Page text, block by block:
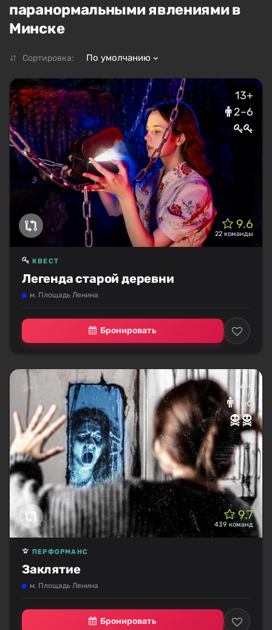
паранормальными явлениями в
Минске
Сортировка: По умолчанию
13+
2–6
9.6
22 команды
Легенда старой деревни
КВЕСТ
м. Площадь Ленина
Бронировать
14+
1–6
9.7
439 команд
Заклятие
ПЕРФОРМАНС
м. Площадь Ленина
Бронировать